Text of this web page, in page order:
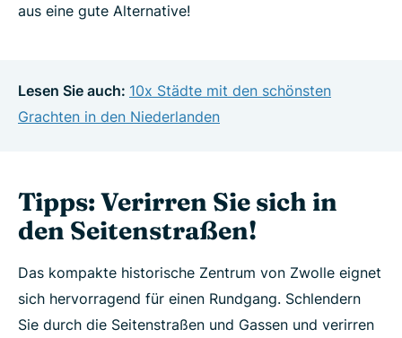
aus eine gute Alternative!
Lesen Sie auch: 10x Städte mit den schönsten
Grachten in den Niederlanden
Tipps: Verirren Sie sich in
den Seitenstraßen!
Das kompakte historische Zentrum von Zwolle eignet
sich hervorragend für einen Rundgang. Schlendern
Sie durch die Seitenstraßen und Gassen und verirren